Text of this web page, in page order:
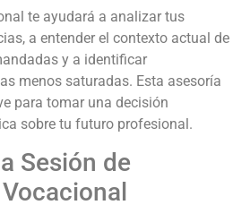
te ayudará a analizar tus
a entender el contexto actual de
y a identificar
menos saturadas. Esta asesoría
para tomar una decisión
sobre tu futuro profesional.
Sesión de